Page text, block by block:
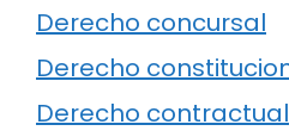
Derecho concursal
Derecho
Derecho contractual